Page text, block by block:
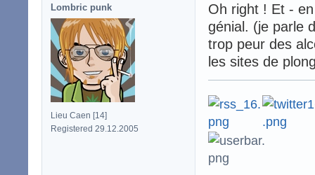
Lombric punk
Lieu Caen [14]
Registered 29.12.2005
Oh right ! Et -
génial. (je parle
trop peur des
les sites de